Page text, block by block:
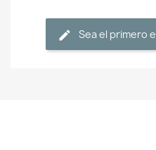
Sea el primero